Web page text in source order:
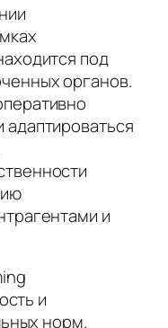
под
органов.
и
и
норм.